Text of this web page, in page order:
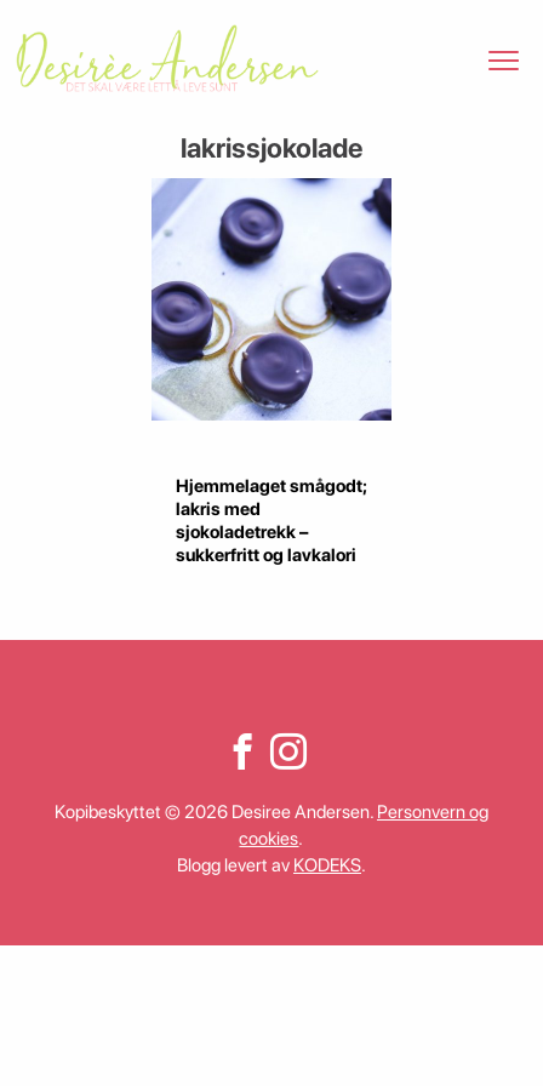
lakrissjokolade
Hjemmelaget smågodt;
lakris med
sjokoladetrekk –
sukkerfritt og lavkalori
Kopibeskyttet © 2026 Desiree Andersen. Personvern og
cookies.
Blogg levert av KODEKS.